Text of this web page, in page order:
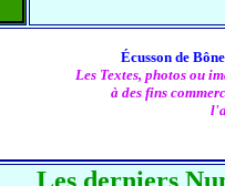
Écusson de
Les Textes, photos ou
à des fins